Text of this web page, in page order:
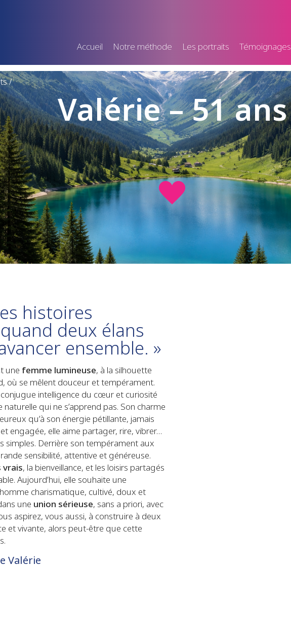
Accueil
Notre méthode Les portraits Témoignages
/
Valérie – 51 ans
histoires
deux élans
ensemble. »
une femme lumineuse, à la silhouette
où se mêlent douceur et tempérament.
intelligence du cœur et curiosité
naturelle qui ne s’apprend pas. Son charme
qu’à son énergie pétillante, jamais
engagée, elle aime partager, rire, vibrer…
simples. Derrière son tempérament aux
sensibilité, attentive et généreuse.
vrais, la bienveillance, et les loisirs partagés
Aujourd’hui, elle souhaite une
charismatique, cultivé, doux et
une union sérieuse, sans a priori, avec
aspirez, vous aussi, à construire à deux
et vivante, alors peut-être que cette
Valérie